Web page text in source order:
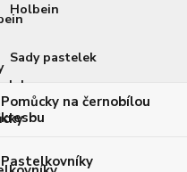
Holbein
Sady pastelek
Pomůcky na černobílou
kresbu
Pastelkovníky